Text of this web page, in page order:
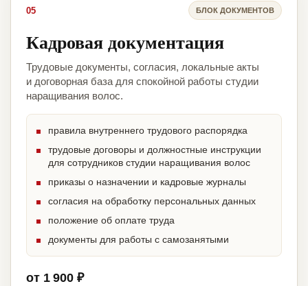
05 БЛОК ДОКУМЕНТОВ
Кадровая документация
Трудовые документы, согласия, локальные акты
и договорная база для спокойной работы студии
наращивания волос.
правила внутреннего трудового распорядка
трудовые договоры и должностные инструкции
для сотрудников студии наращивания волос
приказы о назначении и кадровые журналы
согласия на обработку персональных данных
положение об оплате труда
документы для работы с самозанятыми
от 1 900 ₽